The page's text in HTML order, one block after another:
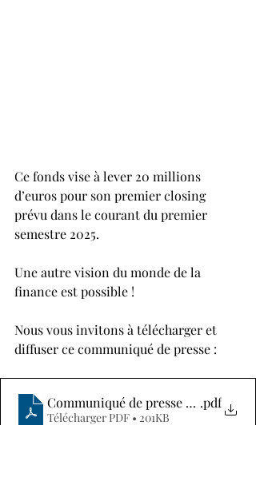
Ce fonds vise à lever 20 millions
d’euros pour son premier closing
prévu dans le courant du premier
semestre 2025.
Une autre vision du monde de la
finance est possible !
Nous vous invitons à télécharger et
diffuser ce communiqué de presse :
Communiqué de presse - Création
.pdf
Télécharger PDF • 201KB